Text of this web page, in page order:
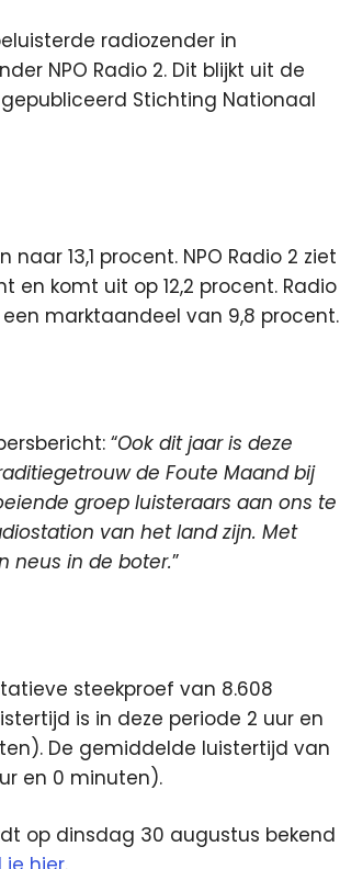
radiozender in
NPO Radio 2. Dit blijkt uit de
Stichting Nationaal
13,1 procent. NPO Radio 2 ziet
komt uit op 12,2 procent. Radio
marktaandeel van 9,8 procent.
“Ook dit jaar is deze
de Foute Maand bij
groep luisteraars aan ons te
van het land zijn. Met
neus in de boter.”
steekproef van 8.608
is in deze periode 2 uur en
De gemiddelde luistertijd van
en 0 minuten).
op dinsdag 30 augustus bekend